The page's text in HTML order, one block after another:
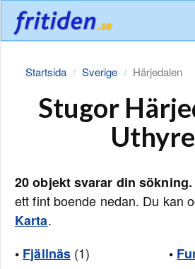
Startsida Sverige Härjedalen
Stugor
20 objekt svarar din sökning.
ett fint boende nedan. Du kan
Karta.
• Fjällnäs (1) •